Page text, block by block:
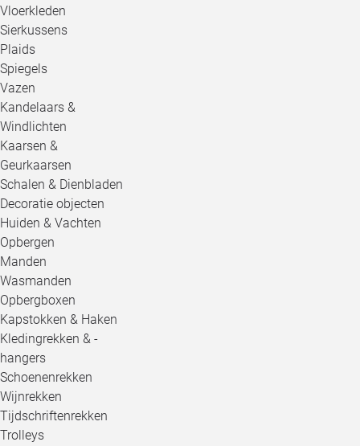
Vloerkleden
Sierkussens
Plaids
Spiegels
Vazen
Kandelaars &
Windlichten
Kaarsen &
Geurkaarsen
Schalen & Dienbladen
Decoratie objecten
Huiden & Vachten
Opbergen
Manden
Wasmanden
Opbergboxen
Kapstokken & Haken
Kledingrekken & -
hangers
Schoenenrekken
Wijnrekken
Tijdschriftenrekken
Trolleys